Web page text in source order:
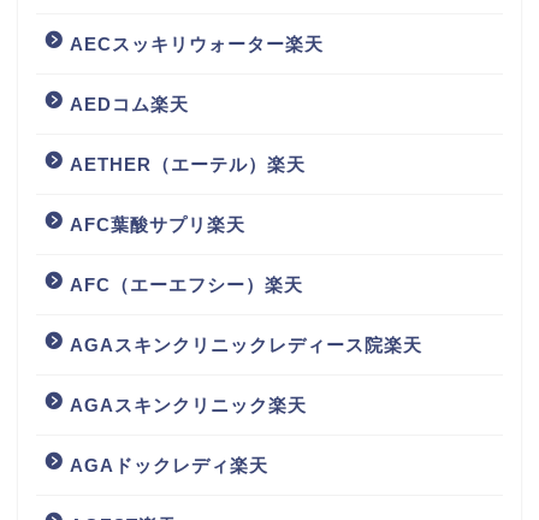
AECスッキリウォーター楽天
AEDコム楽天
AETHER（エーテル）楽天
AFC葉酸サプリ楽天
AFC（エーエフシー）楽天
AGAスキンクリニックレディース院楽天
AGAスキンクリニック楽天
AGAドックレディ楽天